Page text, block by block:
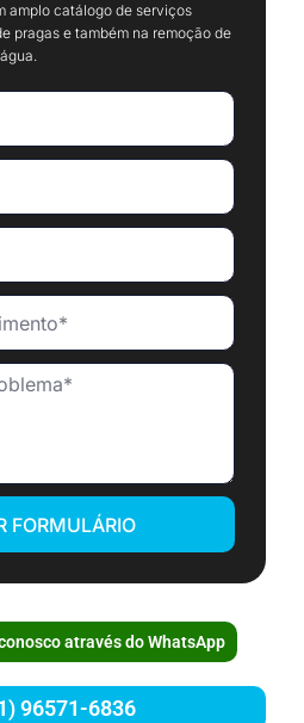
amplo catálogo de serviços
pragas e também na remoção de
FORMULÁRIO
através do WhatsApp
96571-6836